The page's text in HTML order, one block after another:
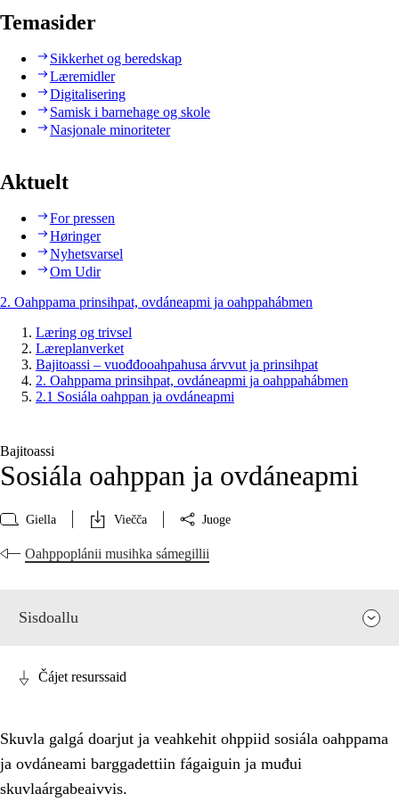
Temasider
Sikkerhet og beredskap
Læremidler
Digitalisering
Samisk i barnehage og skole
Nasjonale minoriteter
Aktuelt
For pressen
Høringer
Nyhetsvarsel
Om Udir
2. Oahppama prinsihpat, ovdáneapmi ja oahppahábmen
Læring og trivsel
Læreplanverket
Bajitoassi – vuođđooahpahusa árvvut ja prinsihpat
2. Oahppama prinsihpat, ovdáneapmi ja oahppahábmen
2.1 Sosiála oahppan ja ovdáneapmi
Bajitoassi
Sosiála oahppan ja ovdáneapmi
Giella Viečča Juoge
Oahppoplánii musihka sámegillii
Sisdoallu
Čájet resurssaid
Skuvla galgá doarjut ja veahkehit ohppiid sosiála oahppama
ja ovdáneami barggadettiin fágaiguin ja muđui
skuvlaárgabeaivvis.